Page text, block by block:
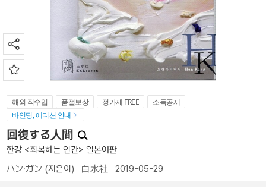
해외 직수입 품절보상 정가제 FREE
소득공제
바인딩, 에디션 안내
回復する人間
한강 <회복하는 인간> 일본어판
ハン·ガン (지은이) 白水社 2019-05-29